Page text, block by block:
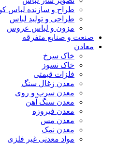
طراح و سازنده لباس کوتور
طراحی و تولید لباس
مزون و لباس عروس
صنعت و صنایع متفرقه
معادن
خاک سرخ
خاک نسوز
فلزات قیمتی
معدن زغال سنگ
معدن سرب و روی
معدن سنگ آهن
معدن فیروزه
معدن مس
معدن نمک
مواد معدنی غیر فلزی